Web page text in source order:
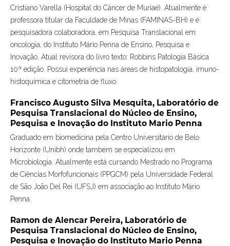
Cristiano Varella (Hospital do Câncer de Muriaé). Atualmente é
professora titular da Faculdade de Minas (FAMINAS-BH) e é
pesquisadora colaboradora, em Pesquisa Translacional em
oncologia, do Instituto Mário Penna de Ensino, Pesquisa e
Inovação. Atual revisora do livro texto: Robbins Patologia Básica
10ª edição. Possui experiência nas áreas de histopatologia, imuno-
histoquímica e citometria de fluxo.
Francisco Augusto Silva Mesquita, Laboratório de
Pesquisa Translacional do Núcleo de Ensino,
Pesquisa e Inovação do Instituto Mario Penna
Graduado em biomedicina pela Centro Universitário de Belo
Horizonte (Unibh) onde também se especializou em
Microbiologia. Atualmente está cursando Mestrado no Programa
de Ciências Morfofuncionais (PPGCM) pela Universidade Federal
de São João Del Rei (UFSJ) em associação ao Instituto Mário
Penna.
Ramon de Alencar Pereira, Laboratório de
Pesquisa Translacional do Núcleo de Ensino,
Pesquisa e Inovação do Instituto Mario Penna